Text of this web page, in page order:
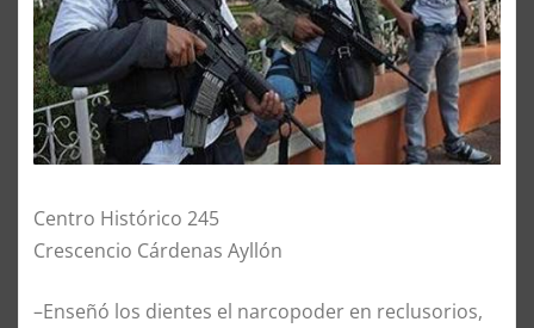
Centro Histórico 245
Crescencio Cárdenas Ayllón
–Enseñó los dientes el narcopoder en reclusorios,